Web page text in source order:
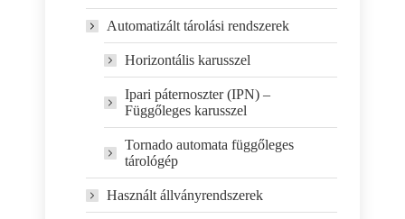
Automatizált tárolási rendszerek
Horizontális karusszel
Ipari páternoszter (IPN) –
Függőleges karusszel
Tornado automata függőleges
tárológép
Használt állványrendszerek